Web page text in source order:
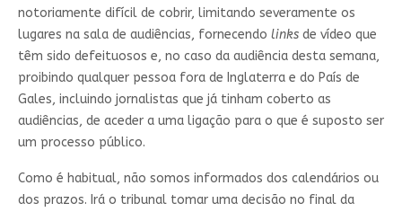
notoriamente difícil de cobrir, limitando severamente os
lugares na sala de audiências, fornecendo linksde vídeo que
têm sido defeituosos e, no caso da audiência desta semana,
proibindo qualquer pessoa fora de Inglaterra e do País de
Gales, incluindo jornalistas que já tinham coberto as
audiências, de aceder a uma ligação para o que é suposto ser
um processo público.
Como é habitual, não somos informados dos calendários ou
dos prazos. Irá o tribunal tomar uma decisão no final da